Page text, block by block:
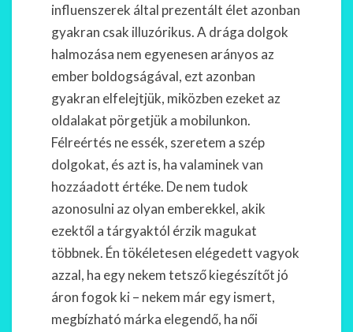
influenszerek által prezentált élet azonban
gyakran csak illuzórikus. A drága dolgok
halmozása nem egyenesen arányos az
ember boldogságával, ezt azonban
gyakran elfelejtjük, miközben ezeket az
oldalakat pörgetjük a mobilunkon.
Félreértés ne essék, szeretem a szép
dolgokat, és azt is, ha valaminek van
hozzáadott értéke. De nem tudok
azonosulni az olyan emberekkel, akik
ezektől a tárgyaktól érzik magukat
többnek. Én tökéletesen elégedett vagyok
azzal, ha egy nekem tetsző kiegészítőt jó
áron fogok ki – nekem már egy ismert,
megbízható márka elegendő, ha női